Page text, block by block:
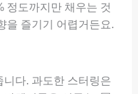
정도까지만 채우는 것
을 즐기기 어렵거든요.
다. 과도한 스터링은